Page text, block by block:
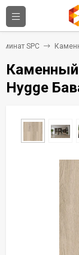
SPC
Каменный
Hygge